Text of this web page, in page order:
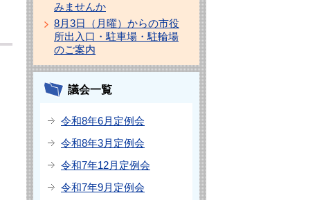
みませんか
8月3日（月曜）からの市役
所出入口・駐車場・駐輪場
のご案内
議会一覧
令和8年6月定例会
令和8年3月定例会
令和7年12月定例会
令和7年9月定例会